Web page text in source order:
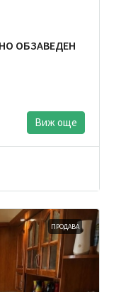
ОБЗАВЕДЕН
Виж още
ПРОДАВА